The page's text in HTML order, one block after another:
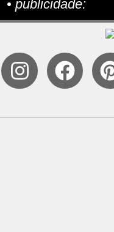
• publicidade: